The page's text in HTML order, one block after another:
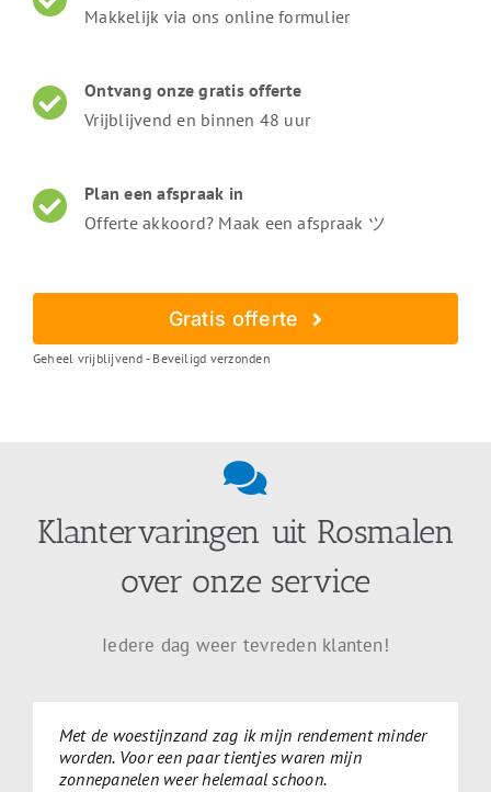
Makkelijk via ons online formulier
Ontvang onze gratis offerte
Vrijblijvend en binnen 48 uur
Plan een afspraak in
Offerte akkoord? Maak een afspraak ツ
Gratis offerte
Geheel vrijblijvend - Beveiligd verzonden
Klantervaringen uit Rosmalen
over onze service
Iedere dag weer tevreden klanten!
Met de woestijnzand zag ik mijn rendement minder
worden. Voor een paar tientjes waren mijn
zonnepanelen weer helemaal schoon.